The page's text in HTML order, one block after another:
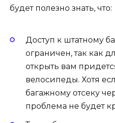
будет полезно знать, что:
Доступ к штатному
ограничен, так как
открыть вам
велосипеды. Хотя
багажному отсеку
проблема не будет